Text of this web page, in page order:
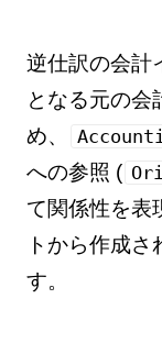
逆仕訳の会計
となる元の会
め、
への参照 (
て関係性を表
トから作成
す。